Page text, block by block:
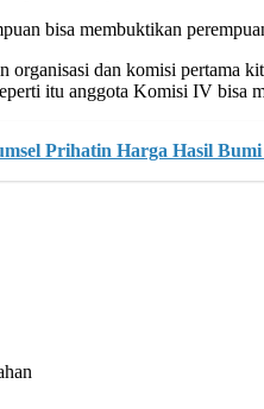
bisa membuktikan
organisasi dan komisi pertama
itu anggota Komisi IV bisa
Prihatin Harga Hasil